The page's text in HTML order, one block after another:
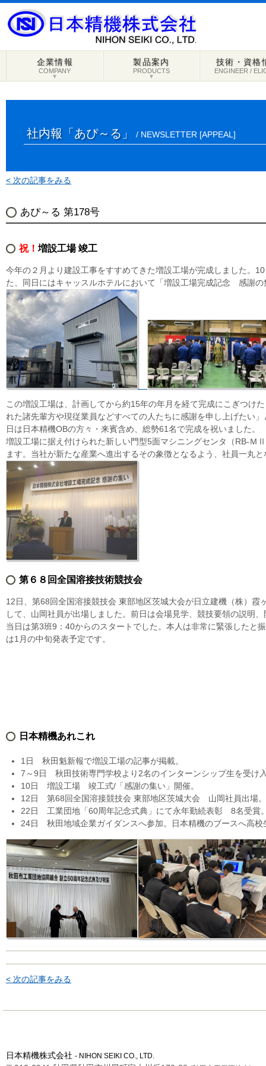
▼
企業情報
COMPANY
▼
製品案内
PRODUCTS
技術・資格
ENGINEER /
社内報「あぴ～る」 / NEWSLETTER [APPEAL]
< 次の記事をみる
あぴ～る 第178号
祝！ 増設工場 竣工
今年の２月より建設工事をすすめてきた増設工場が完成しました。
た、同日にはキャッスルホテルにおいて「増設工場完成記念 感謝
この増設工場は、計画してから約15年の年月を経て完成にこぎつけ
れた諸先輩方や現従業員などすべての人たちに感謝を申し上げたい
日は日本精機OBの方々・来賓含め、総勢61名で完成を祝いました。
増設工場に据え付けられた新しい門型5面マシニングセンタ（RB-
ます。当社が新たな産業へ進出するその象徴となるよう、社員一丸
第６８回全国溶接技術競技会
12日、第68回全国溶接競技会 東部地区茨城大会が日立建機（株）
して、山岡社員が出場しました。前日は会場見学、競技要領の説明
当日は第3班9：40からのスタートでした。本人は非常に緊張したと
は1月の中旬発表予定です。
日本精機あれこれ
1日 秋田魁新報で増設工場の記事が掲載。
7～9日 秋田技術専門学校より2名のインターンシップ生を受け
10日 増設工場 竣工式/「感謝の集い」開催。
12日 第68回全国溶接競技会 東部地区茨城大会 山岡社員出場。
22日 工業団地「60周年記念式典」にて永年勤続表彰 8名受賞
24日 秋田地域企業ガイダンスへ参加。日本精機のブースへ高校
< 次の記事をみる
日本精機株式会社 - NIHON SEIKI CO., LTD.